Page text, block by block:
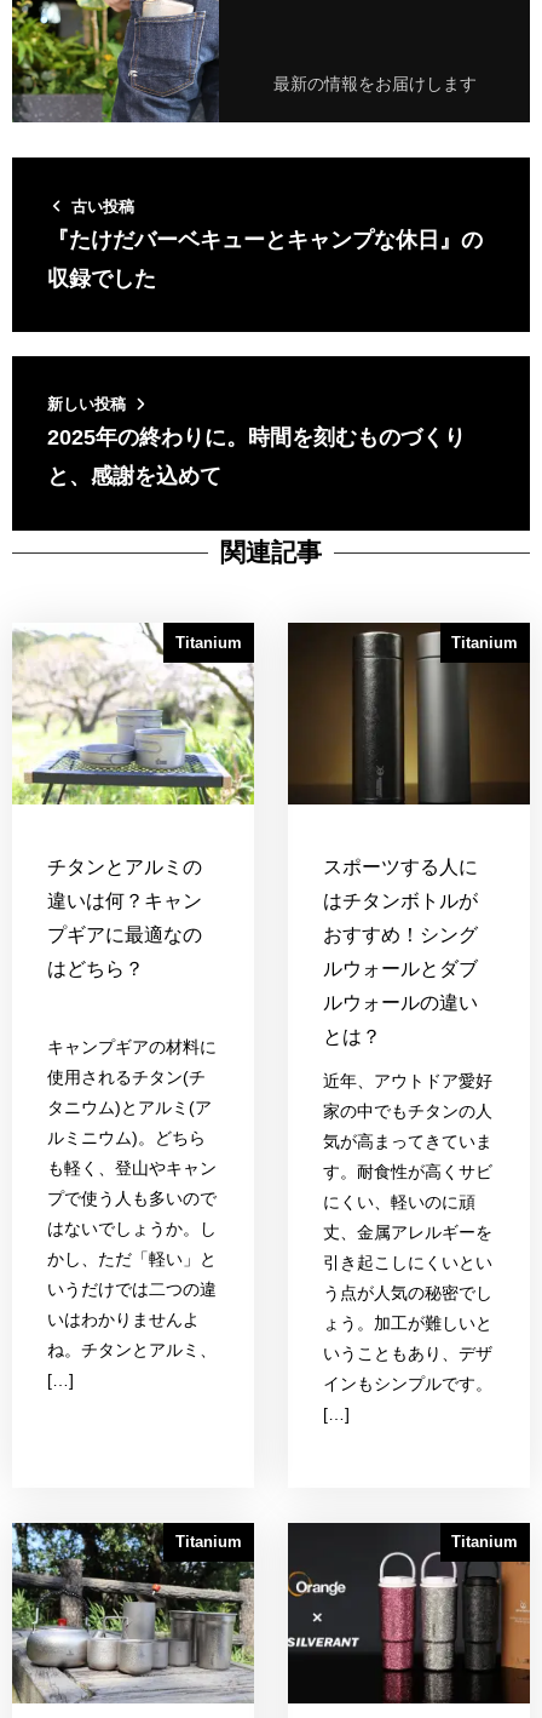
最新の情報をお届けします
古い投稿
『たけだバーベキューとキャンプな休日』の
収録でした
新しい投稿
2025年の終わりに。時間を刻むものづくり
と、感謝を込めて
関連記事
Titanium
チタンとアルミの
違いは何？キャン
プギアに最適なの
はどちら？
キャンプギアの材料に
使用されるチタン(チ
タニウム)とアルミ(ア
ルミニウム)。どちら
も軽く、登山やキャン
プで使う人も多いので
はないでしょうか。し
かし、ただ「軽い」と
いうだけでは二つの違
いはわかりませんよ
ね。チタンとアルミ、
[…]
Titanium
スポーツする人に
はチタンボトルが
おすすめ！シング
ルウォールとダブ
ルウォールの違い
とは？
近年、アウトドア愛好
家の中でもチタンの人
気が高まってきていま
す。耐食性が高くサビ
にくい、軽いのに頑
丈、金属アレルギーを
引き起こしにくいとい
う点が人気の秘密でし
ょう。加工が難しいと
いうこともあり、デザ
インもシンプルです。
[…]
Titanium Titanium